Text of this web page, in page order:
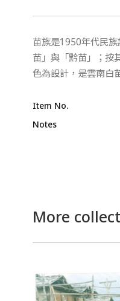
苗族是1950年代民
苗」與「黔苗」；按
色為設計，是雲南白
Item No.
Notes
More